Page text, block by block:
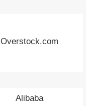
Overstock.com
Alibaba